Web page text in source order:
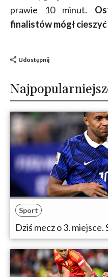
prawie 10 minut.
finalistów mógł
Udostępnij
Sport
Dziś mecz o 3.